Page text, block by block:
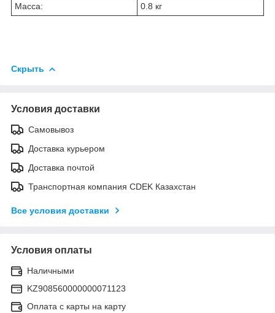
Масса:
0.8 кг
Скрыть
Условия доставки
Самовывоз
Доставка курьером
Доставка почтой
Транспортная компания CDEK Казахстан
Все условия доставки
Условия оплаты
Наличными
KZ908560000000071123
Оплата с карты на карту